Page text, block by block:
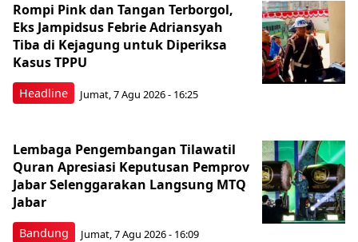
Headline
Rompi Pink dan Tangan Terborgol,
Eks Jampidsus Febrie Adriansyah
Tiba di Kejagung untuk Diperiksa
Kasus TPPU
Jumat, 7 Agu 2026 - 16:25
Bandung
Lembaga Pengembangan Tilawatil
Quran Apresiasi Keputusan Pemprov
Jabar Selenggarakan Langsung MTQ
Jabar
Jumat, 7 Agu 2026 - 16:09